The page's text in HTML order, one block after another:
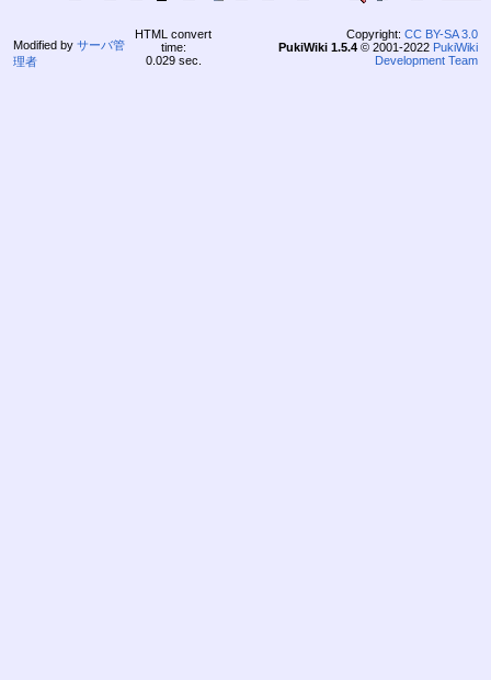
Modified by サーバ管
理者
HTML convert
time:
0.029 sec.
Copyright: CC BY-SA 3.0
PukiWiki 1.5.4© 2001-2022 PukiWiki
Development Team